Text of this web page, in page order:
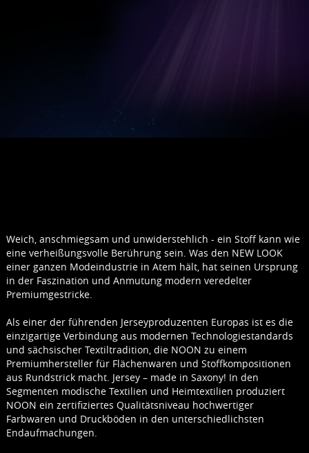
Weich, anschmiegsam und unwiderstehlich - ein Stoff kann wie
eine verheißungsvolle Berührung sein. Was den NEW LOOK
einer ganzen Modeindustrie in Atem hält, hat seinen Ursprung
in der Faszination und Anmutung modern veredelter
Premiumgestricke.
Als einer der führenden Jerseyproduzenten Europas ist es die
einzigartige Verbindung aus modernen Technologiestandards
und sächsischer Textiltradition, die NOON zu einem
Premiumhersteller für Flächenwaren und Stoffkompositionen
aus Rundstrick macht. Jersey – made in Saxony! In den
Segmenten modische Textilien und Heimtextilien produziert
NOON ein zertifiziertes Qualitätsniveau hochwertiger
Farbwaren und Druckböden in den unterschiedlichsten
Endaufmachungen.